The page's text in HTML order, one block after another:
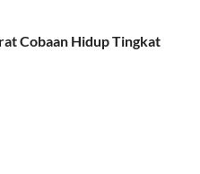
Cobaan Hidup Tingkat